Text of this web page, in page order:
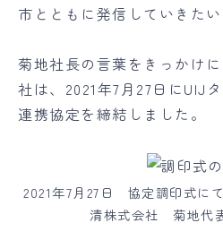
市とともに発信していきた
菊地社長の言葉をきっかけ
社は、2021年7月27日にUIJ
連携協定を締結しました。
2021年7月27日 協定調印式に
清株式会社 菊地代